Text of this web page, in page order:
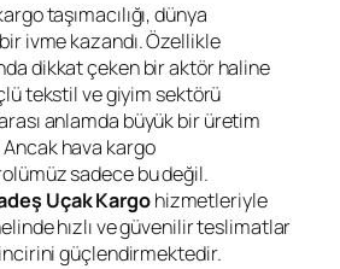
taşımacılığı, dünya
ivme kazandı. Özellikle
dikkat çeken bir aktör haline
tekstil ve giyim sektörü
anlamda büyük bir üretim
hava kargo
sadece bu değil.
Uçak Kargohizmetleriyle
hızlı ve güvenilir teslimatlar
güçlendirmektedir.